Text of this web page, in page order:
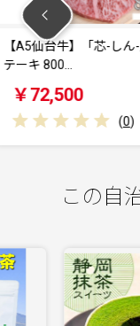
-」ロースス
)
【
この自